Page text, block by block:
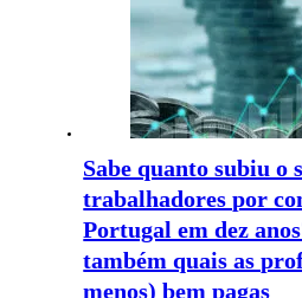
Sabe quanto subiu o
trabalhadores por
Portugal em dez
também quais as
menos) bem pagas